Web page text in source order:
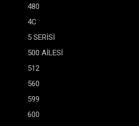
480
4C
5 SERİSİ
500 AİLESİ
512
560
599
600